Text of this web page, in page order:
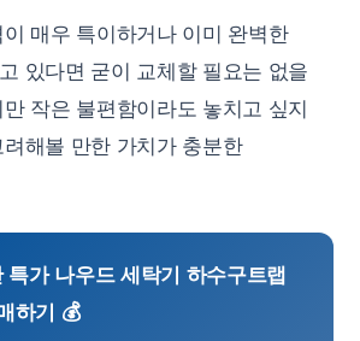
매우 특이하거나 이미 완벽한
있다면 굳이 교체할 필요는 없을
작은 불편함이라도 놓치고 싶지
해볼 만한 가치가 충분한
특가 나우드 세탁기 하수구트랩
하기 💰